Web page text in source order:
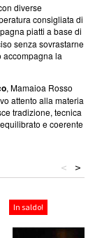
diverse
consigliata di
piatti a base di
senza sovrastarne
accompagna la
, Mamaioa Rosso
attento alla materia
tradizione, tecnica
e coerente
>
<
In saldo!